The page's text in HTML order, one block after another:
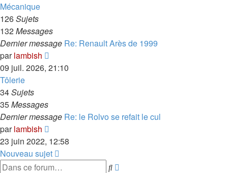
Mécanique
126Sujets
132Messages
Dernier message Re: Renault Arès de 1999
parlambish
le
09 juil. 2026, 21:10
Tôlerie
34Sujets
35Messages
Dernier message Re: le Rolvo se refait le cul
parlambish
le
dernier
message
23 juin 2022, 12:58
Nouveau sujet
Rechercher